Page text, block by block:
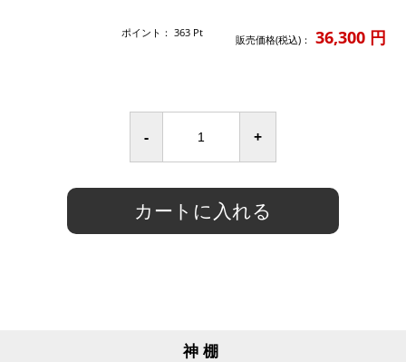
販売価格(税込)： 36,300 円
ポイント： 363 Pt
- +
カートに入れる
神棚